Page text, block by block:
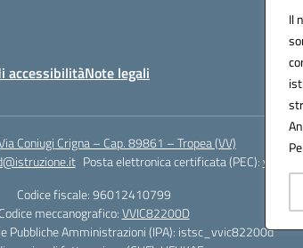
Il
accessibilitàNote legali
Coniugi Crigna – Cap. 89861 – Tropea (VV)
Posta elettronica certificata (PEC):
Codice fiscale: 96012410799
Codice meccanografico:VVIC82200D
Pubbliche Amministrazioni (IPA): istsc_vvic82200d